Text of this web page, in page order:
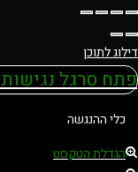
דילוג לתוכן
פתח סרגל נגישות
כלי ההנגשה
הגדלת הטקסט